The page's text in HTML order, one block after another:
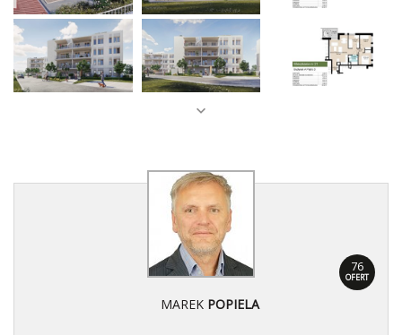
76
OFERT
MAREK POPIELA